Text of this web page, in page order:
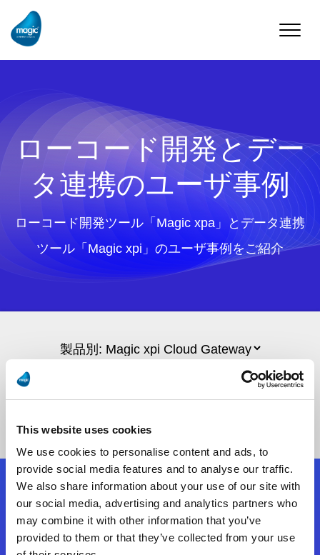
This website uses cookies
We use cookies to personalise content and ads, to
provide social media features and to analyse our traffic.
We also share information about your use of our site with
our social media, advertising and analytics partners who
may combine it with other information that you’ve
provided to them or that they’ve collected from your use
Toggle
ローコード開発とデー
タ連携のユーザ事例
ローコード開発ツール「Magic xpa」とデータ連携
ツール「Magic xpi」のユーザ事例をご紹介
フォローする